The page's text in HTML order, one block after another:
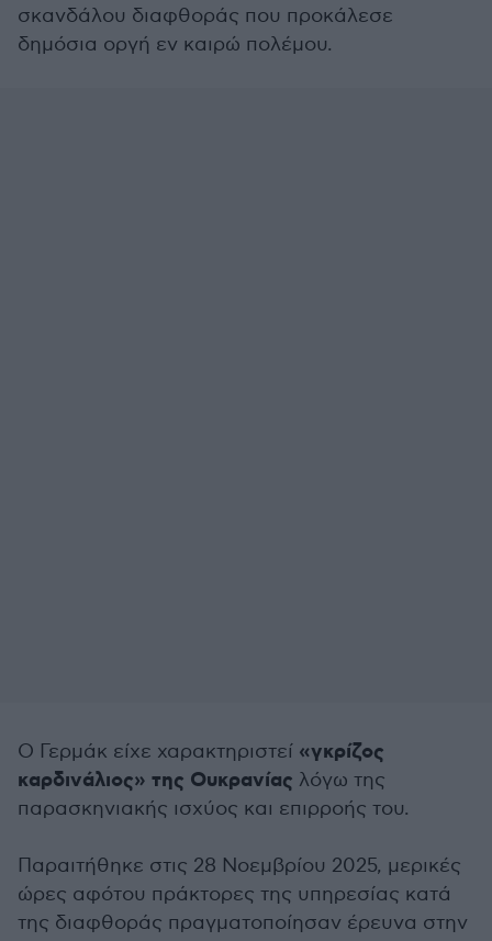
σκανδάλου διαφθοράς που προκάλεσε
δημόσια οργή εν καιρώ πολέμου.
Ο Γερμάκ είχε χαρακτηριστεί «γκρίζος
καρδινάλιος» της Ουκρανίας λόγω της
παρασκηνιακής ισχύος και επιρροής του.
Παραιτήθηκε στις 28 Νοεμβρίου 2025, μερικές
ώρες αφότου πράκτορες της υπηρεσίας κατά
της διαφθοράς πραγματοποίησαν έρευνα στην